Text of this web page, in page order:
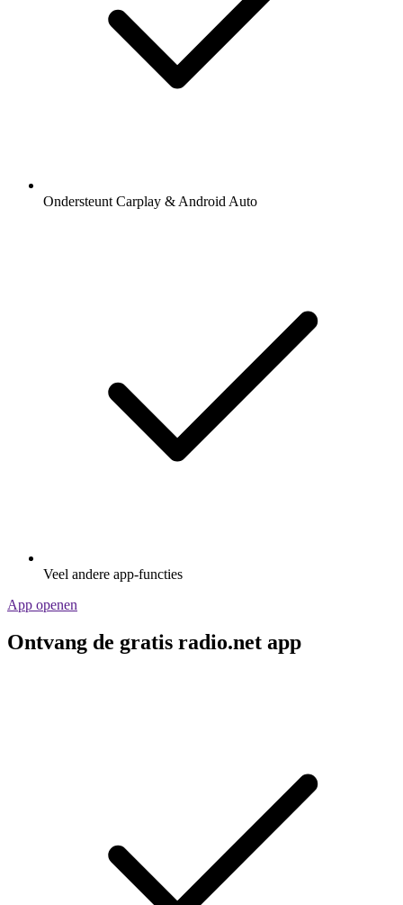
Ondersteunt Carplay & Android Auto
Veel andere app-functies
App openen
Ontvang de gratis radio.net app